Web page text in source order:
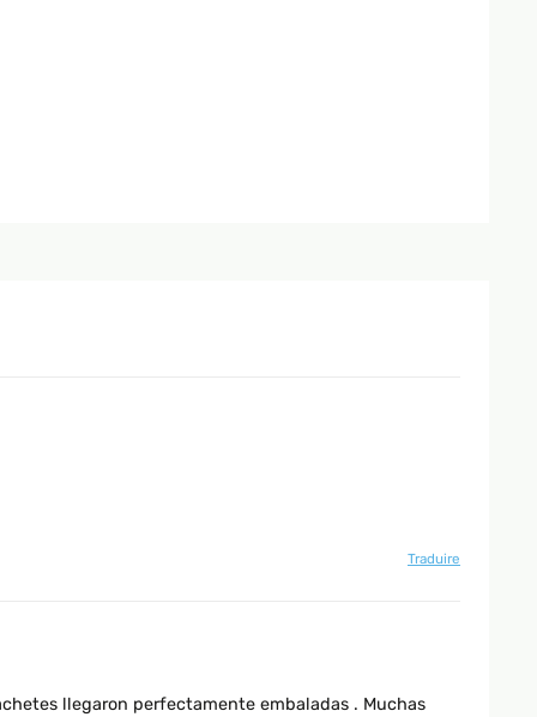
Traduire
llegaron perfectamente embaladas . Muchas